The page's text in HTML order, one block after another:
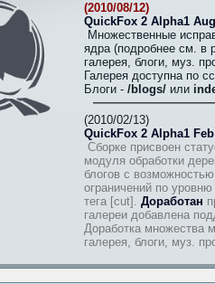
(2010/08/12)
QuickFox 2 Alpha1
Множественные
ядра (подробнее см. в
галерея, блоги, муз.
Галерея доступна по
Блоги - /blogs/ или
(2010/02/13)
QuickFox 2 Alpha1
Сборке присвоен
модуля обработки
блогов с
ограничений по
тега [cut]. Доработан
галереи добавлена
Доработка множества
галерея, блоги, муз.